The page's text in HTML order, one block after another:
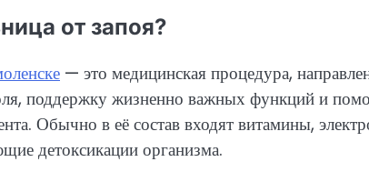
от запоя?
— это медицинская процедура,
поддержку жизненно важных функций и
Обычно в её состав входят витамины,
детоксикации организма.